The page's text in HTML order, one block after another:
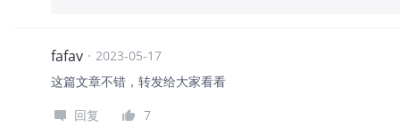
fafav · 2023-05-17
这篇文章不错，转发给大家看看
回复
7